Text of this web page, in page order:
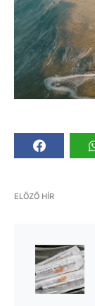
ELŐZŐ HÍR